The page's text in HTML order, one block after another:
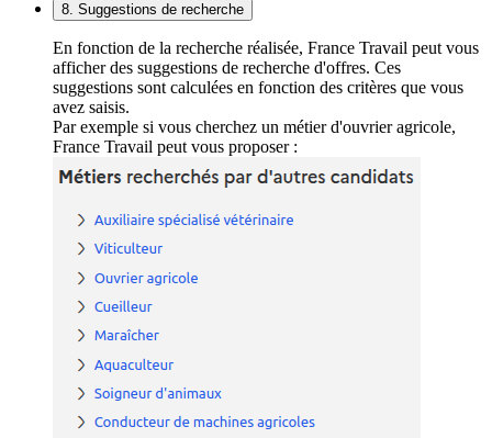
8. Suggestions de recherche
En fonction de la recherche réalisée, France Travail peut vous
afficher des suggestions de recherche d'offres. Ces
suggestions sont calculées en fonction des critères que vous
avez saisis.
Par exemple si vous cherchez un métier d'ouvrier agricole,
France Travail peut vous proposer :